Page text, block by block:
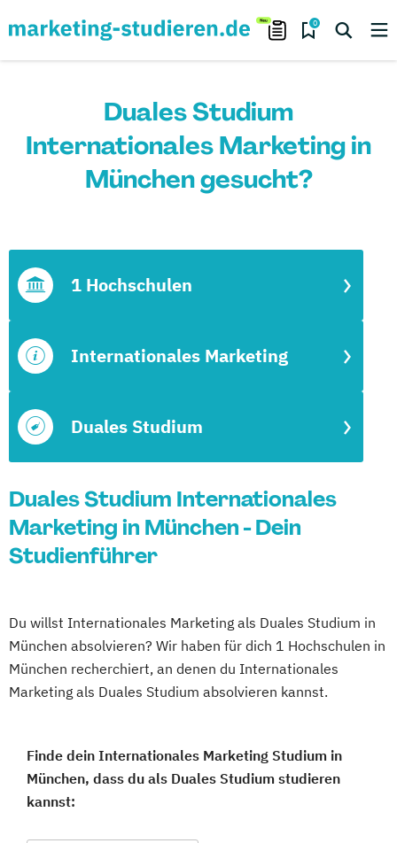
0
Duales Studium
Internationales Marketing in
München gesucht?
Duales Studium
Internationales Marketing
1 Hochschulen
Duales Studium Internationales
Marketing in München - Dein
Studienführer
Du willst Internationales Marketing als Duales Studium in
München absolvieren? Wir haben für dich 1 Hochschulen in
München recherchiert, an denen du Internationales
Marketing als Duales Studium absolvieren kannst.
Finde dein Internationales Marketing Studium in
München, dass du als Duales Studium studieren
kannst: